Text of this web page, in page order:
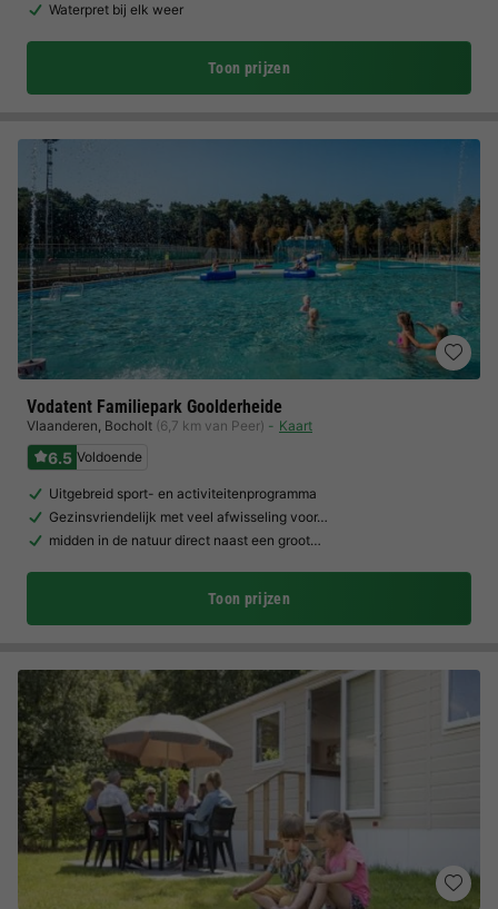
Waterpret bij elk weer
Toon prijzen
Vodatent Familiepark Goolderheide
Vlaanderen, Bocholt (6,7 km van Peer) Kaart
6.5 Voldoende
Uitgebreid sport- en activiteitenprogramma
Gezinsvriendelijk met veel afwisseling voor…
midden in de natuur direct naast een groot…
Toon prijzen